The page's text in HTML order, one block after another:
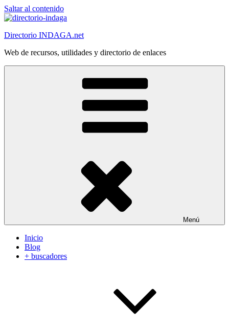
Saltar al contenido
Directorio INDAGA.net
Web de recursos, utilidades y directorio de enlaces
Menú
Inicio
Blog
+ buscadores